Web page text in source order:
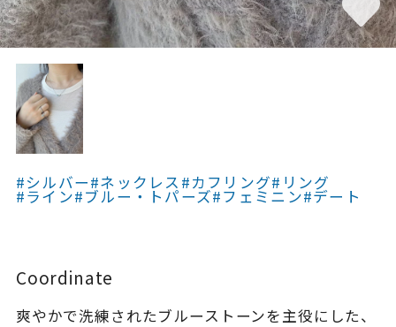
モチーフ
石の色
ファッションテイス
ト
着用シーン
レディース
#シルバー#ネックレス #カフリング#リング
#ライン#ブルー・トパーズ#フェミニン#デート
Coordinate
爽やかで洗練されたブルーストーンを主役にした、